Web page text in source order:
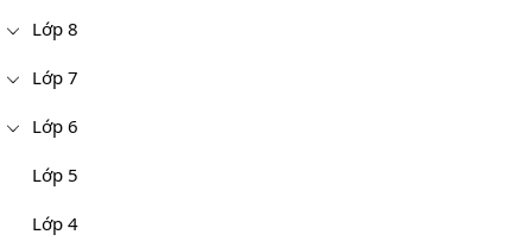
Lớp 8
Lớp 7
Lớp 6
Lớp 5
Lớp 4